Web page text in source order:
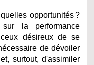
opportunités ?
la performance
désireux de se
de dévoiler
surtout, d'assimiler